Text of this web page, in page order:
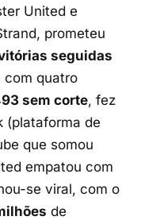
prometeu
seguidas
com quatro
sem corte, fez
(plataforma de
que somou
empatou com
se viral, com o
de